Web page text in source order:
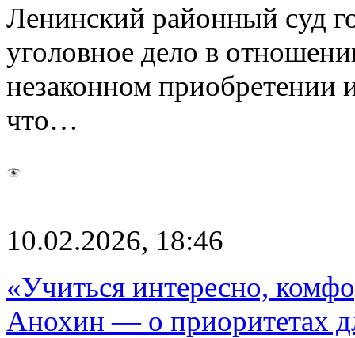
Ленинский районный суд
уголовное дело в
незаконном приобретении
что…
10.02.2026, 18:46
«Учиться интересно,
Анохин — о приоритетах